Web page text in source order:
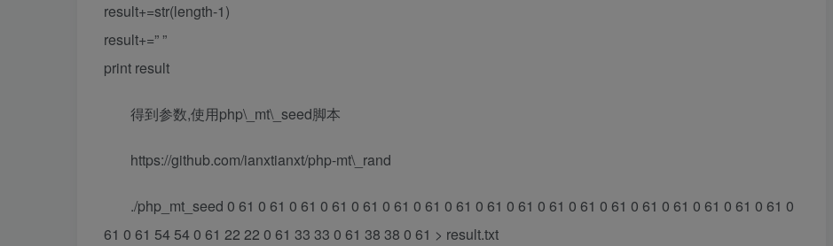
result+=str(length-1)
result+=” ”
print result
得到参数,使用php\_mt\_seed脚本
https://github.com/ianxtianxt/php-mt\_rand
./php_mt_seed 0 61 0 61 0 61 0 61 0 61 0 61 0 61 0 61 0 61 0 61 0 61 0 61 0 61 0 61 0 61 0 61 0 61 0 61 0
61 0 61 54 54 0 61 22 22 0 61 33 33 0 61 38 38 0 61 > result.txt